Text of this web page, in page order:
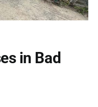
in Bad